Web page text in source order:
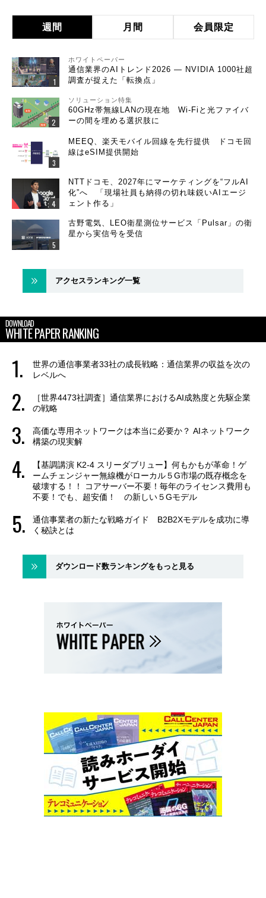
週間 月間 会員限定
ホワイトペーパー
通信業界のAIトレンド2026 ― NVIDIA 1000社超
調査が捉えた「転換点」
ソリューション特集
60GHz帯無線LANの現在地 Wi-Fiと光ファイバ
ーの間を埋める選択肢に
MEEQ、楽天モバイル回線を先行提供 ドコモ回
線はeSIM提供開始
NTTドコモ、2027年にマーケティングを“フルAI
化”へ 「現場社員も納得の切れ味鋭いAIエージ
ェント作る」
古野電気、LEO衛星測位サービス「Pulsar」の衛
星から実信号を受信
アクセスランキング一覧
DOWNLOAD
WHITE PAPER RANKING
世界の通信事業者33社の成長戦略：通信業界の収益を次の
レベルへ
［世界4473社調査］通信業界におけるAI成熟度と先駆企業
の戦略
高価な専用ネットワークは本当に必要か？ AIネットワーク
構築の現実解
【基調講演 K2-4 スリーダブリュー】何もかもが革命！ゲ
ームチェンジャー無線機がローカル５G市場の既存概念を
破壊する！！ コアサーバー不要！毎年のライセンス費用も
不要！でも、超安価！ の新しい５Gモデル
通信事業者の新たな戦略ガイド B2B2Xモデルを成功に導
く秘訣とは
ダウンロード数ランキングをもっと見る